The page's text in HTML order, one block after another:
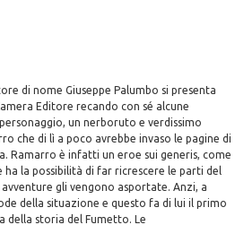
di nome Giuseppe Palumbo si presenta
Editore recando con sé alcune
un nerboruto e verdissimo
che di lì a poco avrebbe invaso le pagine di
Ramarro è infatti un eroe sui generis, come
la possibilità di far ricrescere le parti del
gli vengono asportate. Anzi, a
della situazione e questo fa di lui il primo
della storia del Fumetto. Le